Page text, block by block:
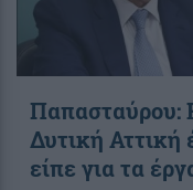
Παπασταύρου:
Δυτική Αττική
είπε για τα